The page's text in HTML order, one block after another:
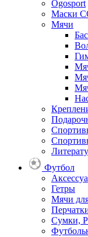
Ogosport
Маски
Мячи
Футбол
Гетры
Мячи
Сумки,